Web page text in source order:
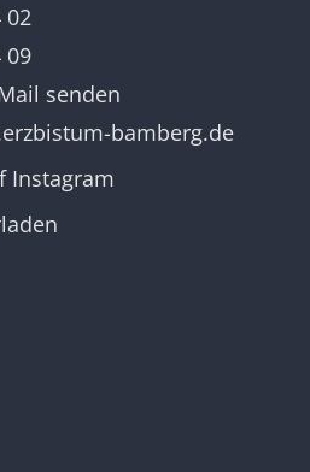
02
09
senden
bamberg.de
Instagram